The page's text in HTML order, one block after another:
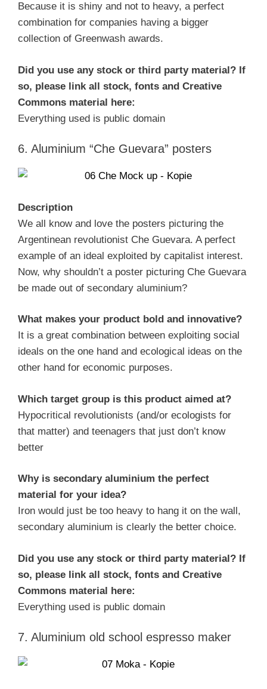
Because it is shiny and not to heavy, a perfect
combination for companies having a bigger
collection of Greenwash awards.
Did you use any stock or third party material? If
so, please link all stock, fonts and Creative
Commons material here:
Everything used is public domain
6. Aluminium “Che Guevara” posters
Description
We all know and love the posters picturing the
Argentinean revolutionist Che Guevara. A perfect
example of an ideal exploited by capitalist interest.
Now, why shouldn’t a poster picturing Che Guevara
be made out of secondary aluminium?
What makes your product bold and innovative?
It is a great combination between exploiting social
ideals on the one hand and ecological ideas on the
other hand for economic purposes.
Which target group is this product aimed at?
Hypocritical revolutionists (and/or ecologists for
that matter) and teenagers that just don’t know
better
Why is secondary aluminium the perfect
material for your idea?
Iron would just be too heavy to hang it on the wall,
secondary aluminium is clearly the better choice.
Did you use any stock or third party material? If
so, please link all stock, fonts and Creative
Commons material here:
Everything used is public domain
7. Aluminium old school espresso maker